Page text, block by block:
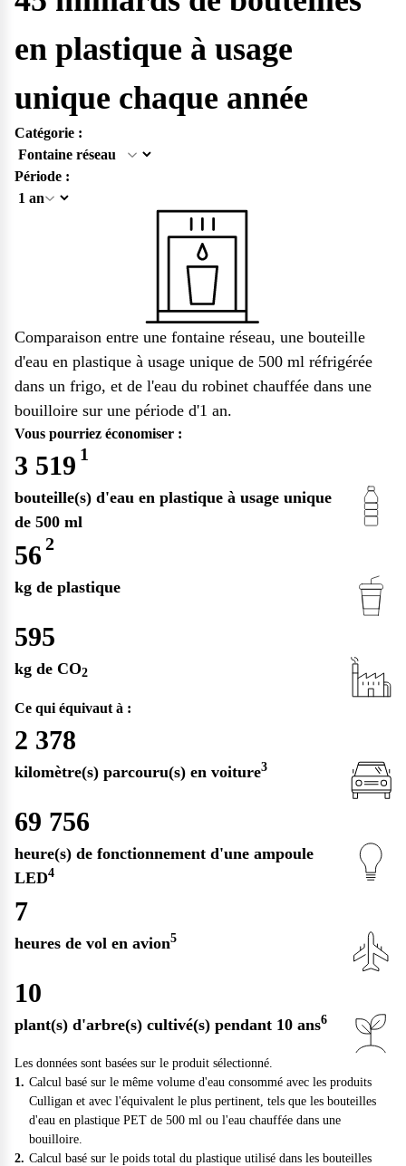
en plastique à usage
unique chaque année
Catégorie :
Période :
Comparaison entre une fontaine réseau, une bouteille
d'eau en plastique à usage unique de 500 ml réfrigérée
dans un frigo, et de l'eau du robinet chauffée dans une
bouilloire sur une période d'1 an.
Vous pourriez économiser :
3 519 1
bouteille(s) d'eau en plastique à usage unique
de 500 ml
562
kg de plastique
595
kg de CO2
Ce qui équivaut à :
2 378
kilomètre(s) parcouru(s) en voiture3
69 756
heure(s) de fonctionnement d'une ampoule
LED4
7
heures de vol en avion5
10
plant(s) d'arbre(s) cultivé(s) pendant 10 ans6
Les données sont basées sur le produit sélectionné.
Calcul basé sur le même volume d'eau consommé avec les produits
Culligan et avec l'équivalent le plus pertinent, tels que les bouteilles
d'eau en plastique PET de 500 ml ou l'eau chauffée dans une
bouilloire.
Calcul basé sur le poids total du plastique utilisé dans les bouteilles